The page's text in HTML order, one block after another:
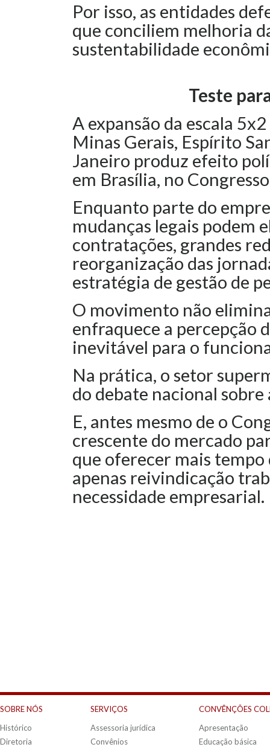
Por isso, as entidades
que conciliem melhoria
sustentabilidade
Teste
A expansão da escala
Minas Gerais, Espírito
Janeiro produz efeito
em Brasília, no
Enquanto parte do
mudanças legais podem
contratações, grandes
reorganização das
estratégia de gestão de
O movimento não
enfraquece a percepção
inevitável para o
Na prática, o setor
do debate nacional
E, antes mesmo de o
crescente do mercado
que oferecer mais tempo
apenas reivindicação
necessidade empresarial.
SOBRE NÓS
Histórico
Diretoria
SERVIÇOS
Assessoria jurídica
Convênios
CONVÊNÇÕES
Apresentação
Educação básica